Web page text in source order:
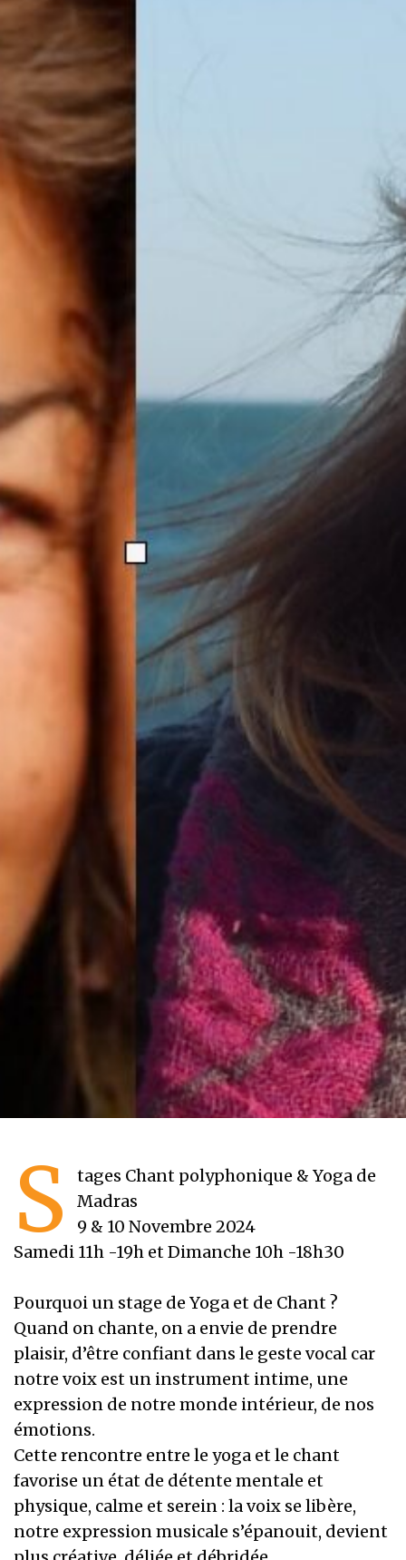
S
tages Chant polyphonique & Yoga de
Madras
9 & 10 Novembre 2024
Samedi 11h -19h et Dimanche 10h -18h30
Pourquoi un stage de Yoga et de Chant ?
Quand on chante, on a envie de prendre
plaisir, d’être confiant dans le geste vocal car
notre voix est un instrument intime, une
expression de notre monde intérieur, de nos
émotions.
Cette rencontre entre le yoga et le chant
favorise un état de détente mentale et
physique, calme et serein : la voix se libère,
notre expression musicale s’épanouit, devient